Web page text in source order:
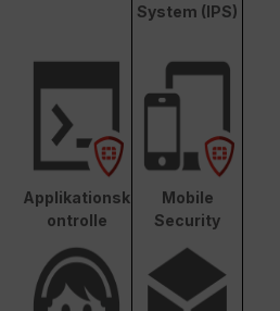
System (IPS)
Applikationsk
ontrolle
Mobile
Security